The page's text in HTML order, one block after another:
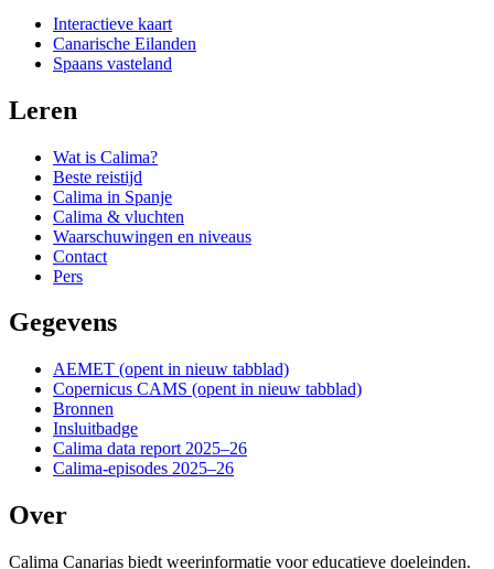
Interactieve kaart
Canarische Eilanden
Spaans vasteland
Leren
Wat is Calima?
Beste reistijd
Calima in Spanje
Calima & vluchten
Waarschuwingen en niveaus
Contact
Pers
Gegevens
AEMET (opent in nieuw tabblad)
Copernicus CAMS (opent in nieuw tabblad)
Bronnen
Insluitbadge
Calima data report 2025–26
Calima-episodes 2025–26
Over
Calima Canarias biedt weerinformatie voor educatieve doeleinden.